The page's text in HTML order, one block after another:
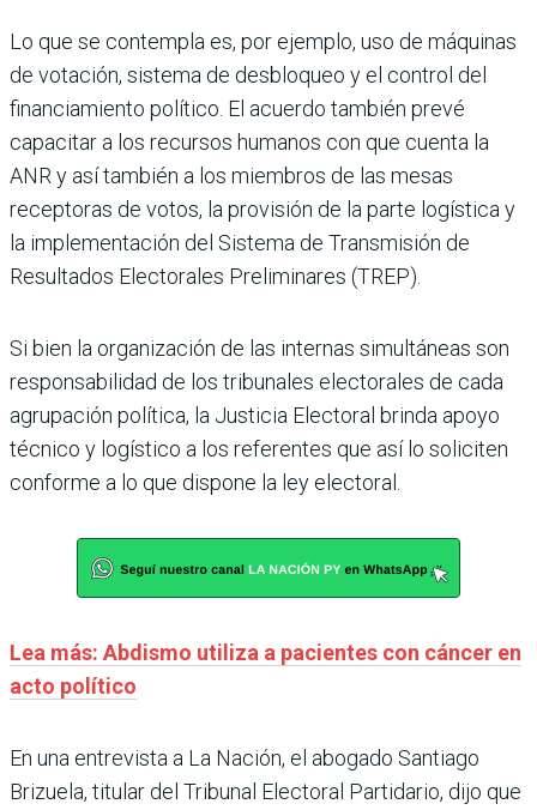
Lo que se contempla es, por ejemplo, uso de máquinas
de votación, sistema de desbloqueo y el control del
financiamiento político. El acuerdo también prevé
capacitar a los recursos humanos con que cuenta la
ANR y así también a los miembros de las mesas
receptoras de votos, la provisión de la parte logística y
la implementación del Sistema de Transmisión de
Resultados Electorales Preliminares (TREP).
Si bien la organización de las internas simultáneas son
responsabilidad de los tribunales electorales de cada
agrupación política, la Justicia Electoral brinda apoyo
técnico y logístico a los referentes que así lo soliciten
conforme a lo que dispone la ley electoral.
Lea más: Abdismo utiliza a pacientes con cáncer en
acto político
En una entrevista a La Nación, el abogado Santiago
Brizuela, titular del Tribunal Electoral Partidario, dijo que